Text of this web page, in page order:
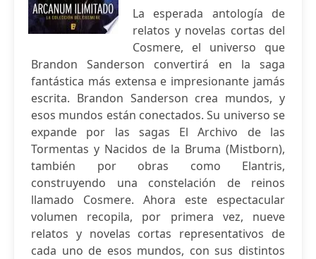
La esperada antología de
relatos y novelas cortas del
Cosmere, el universo que
Brandon Sanderson convertirá en la saga
fantástica más extensa e impresionante jamás
escrita. Brandon Sanderson crea mundos, y
esos mundos están conectados. Su universo se
expande por las sagas El Archivo de las
Tormentas y Nacidos de la Bruma (Mistborn),
también por obras como Elantris,
construyendo una constelación de reinos
llamado Cosmere. Ahora este espectacular
volumen recopila, por primera vez, nueve
relatos y novelas cortas representativos de
cada uno de esos mundos, con sus distintos